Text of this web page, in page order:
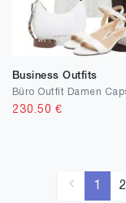
Business Outfits
230.50 €
1 2